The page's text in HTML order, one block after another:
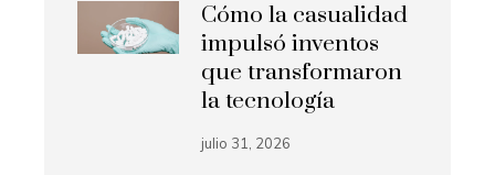
Cómo la casualidad
impulsó inventos
que transformaron
la tecnología
julio 31, 2026